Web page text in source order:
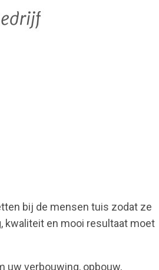
bij de mensen tuis zodat ze
kwaliteit en mooi resultaat moet
uw verbouwing, opbouw,